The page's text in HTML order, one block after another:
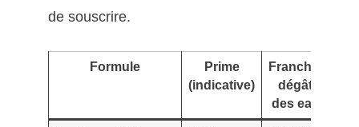
de souscrire.
Formule
Prime
(indicative)
Franchise
dégâts
des eaux